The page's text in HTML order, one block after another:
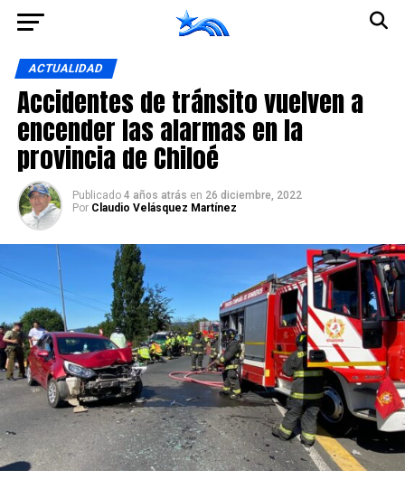
ACTUALIDAD
Accidentes de tránsito vuelven a
encender las alarmas en la
provincia de Chiloé
Publicado 4 años atrás en 26 diciembre, 2022
Por Claudio Velásquez Martínez
Ir a la versión móvil